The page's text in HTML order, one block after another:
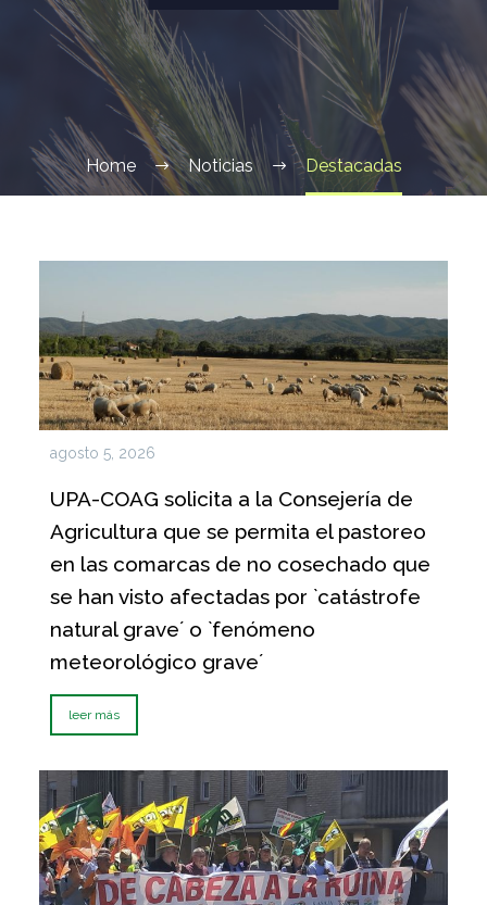
Home Noticias Destacadas
agosto 5, 2026
UPA-COAG solicita a la Consejería de
Agricultura que se permita el pastoreo
en las comarcas de no cosechado que
se han visto afectadas por `catástrofe
natural grave´ o `fenómeno
meteorológico grave´
leer más